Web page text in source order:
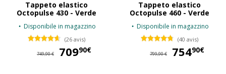
Tappeto elastico
Octopulse 430 - Verde
Disponibile in magazzino
(26 avis)
749,90 € 70990€
Tappeto elastico
Octopulse 460 - Verde
Disponibile in magazzino
(40 avis)
799,90 € 75490€